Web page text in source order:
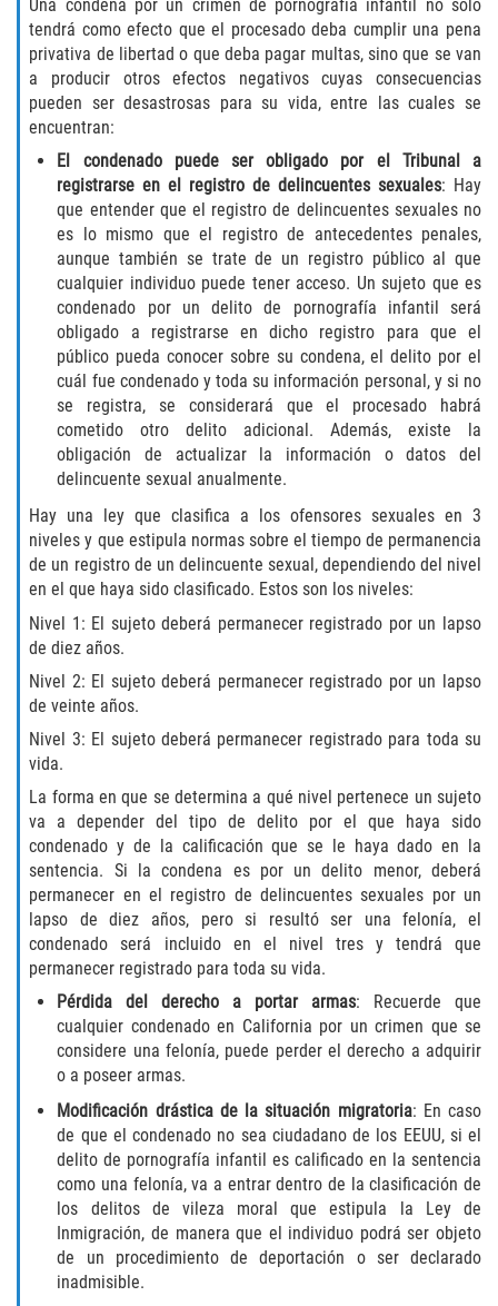
DUI Causando Lesiones
DUI con Pasajeros Menores de 14
Años
Segunda Ofensa de DUI
Tercera Ofensa de DUI
Leyes de DUI en el Estado de
California
Violencia Doméstica
Abuso de Ancianos y Adultos
Dependientes
Amenazas Criminales
Orden de Restricción Permanente
Orden de Restricción Temporal
Órdenes de Restricción
Porno Venganza
Publicar Información Dañina en
Internet
Violación de una Orden de
Restricción
Sustracción de Menores
Assault and Battery
Aggravated Trespass
Una condena por un crimen de pornografía infantil no sólo
tendrá como efecto que el procesado deba cumplir una pena
privativa de libertad o que deba pagar multas, sino que se van
a producir otros efectos negativos cuyas consecuencias
pueden ser desastrosas para su vida, entre las cuales se
encuentran:
El condenado puede ser obligado por el Tribunal a
registrarse en el registro de delincuentes sexuales: Hay
que entender que el registro de delincuentes sexuales no
es lo mismo que el registro de antecedentes penales,
aunque también se trate de un registro público al que
cualquier individuo puede tener acceso. Un sujeto que es
condenado por un delito de pornografía infantil será
obligado a registrarse en dicho registro para que el
público pueda conocer sobre su condena, el delito por el
cuál fue condenado y toda su información personal, y si no
se registra, se considerará que el procesado habrá
cometido otro delito adicional. Además, existe la
obligación de actualizar la información o datos del
delincuente sexual anualmente.
Hay una ley que clasifica a los ofensores sexuales en 3
niveles y que estipula normas sobre el tiempo de permanencia
de un registro de un delincuente sexual, dependiendo del nivel
en el que haya sido clasificado. Estos son los niveles:
Nivel 1: El sujeto deberá permanecer registrado por un lapso
de diez años.
Nivel 2: El sujeto deberá permanecer registrado por un lapso
de veinte años.
Nivel 3: El sujeto deberá permanecer registrado para toda su
vida.
La forma en que se determina a qué nivel pertenece un sujeto
va a depender del tipo de delito por el que haya sido
condenado y de la calificación que se le haya dado en la
sentencia. Si la condena es por un delito menor, deberá
permanecer en el registro de delincuentes sexuales por un
lapso de diez años, pero si resultó ser una felonía, el
condenado será incluido en el nivel tres y tendrá que
permanecer registrado para toda su vida.
Pérdida del derecho a portar armas: Recuerde que
cualquier condenado en California por un crimen que se
considere una felonía, puede perder el derecho a adquirir
o a poseer armas.
Modificación drástica de la situación migratoria: En caso
de que el condenado no sea ciudadano de los EEUU, si el
delito de pornografía infantil es calificado en la sentencia
como una felonía, va a entrar dentro de la clasificación de
los delitos de vileza moral que estipula la Ley de
Inmigración, de manera que el individuo podrá ser objeto
de un procedimiento de deportación o ser declarado
inadmisible.